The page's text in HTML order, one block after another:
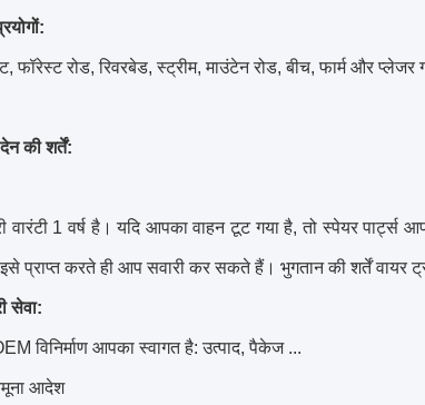
फॉरेस्ट रोड, रिवरबेड, स्ट्रीम, माउंटेन रोड, बीच, फार्म और प्लेजर
की शर्तें:
वारंटी 1 वर्ष है। यदि आपका वाहन टूट गया है, तो स्पेयर पार्ट्स
प्राप्त करते ही आप सवारी कर सकते हैं। भुगतान की शर्तें वायर
सेवा:
विनिर्माण आपका स्वागत है: उत्पाद, पैकेज ...
आदेश